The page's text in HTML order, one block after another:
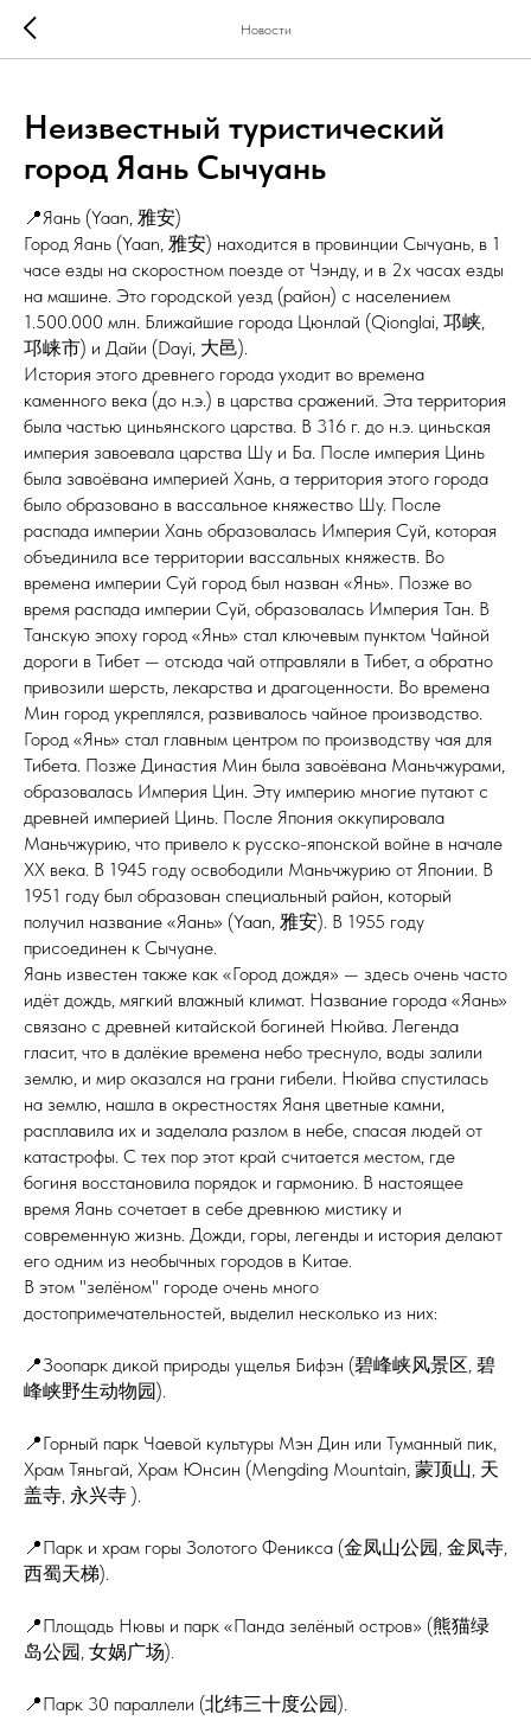
Новости
Неизвестный туристический
город Яань Сычуань
📍Яань (Yaan, 雅安)
Город Яань (Yaan, 雅安) находится в провинции Сычуань, в 1
часе езды на скоростном поезде от Чэнду, и в 2х часах езды
на машине. Это городской уезд (район) с населением
1.500.000 млн. Ближайшие города Цюнлай (Qionglai, 邛峡,
邛崃市) и Дайи (Dayi, 大邑).
История этого древнего города уходит во времена
каменного века (до н.э.) в царства сражений. Эта территория
была частью циньянского царства. В 316 г. до н.э. циньская
империя завоевала царства Шу и Ба. После империя Цинь
была завоёвана империей Хань, а территория этого города
было образовано в вассальное княжество Шу. После
распада империи Хань образовалась Империя Суй, которая
объединила все территории вассальных княжеств. Во
времена империи Суй город был назван «Янь». Позже во
время распада империи Суй, образовалась Империя Тан. В
Танскую эпоху город «Янь» стал ключевым пунктом Чайной
дороги в Тибет — отсюда чай отправляли в Тибет, а обратно
привозили шерсть, лекарства и драгоценности. Во времена
Мин город укреплялся, развивалось чайное производство.
Город «Янь» стал главным центром по производству чая для
Тибета. Позже Династия Мин была завоёвана Маньчжурами,
образовалась Империя Цин. Эту империю многие путают с
древней империей Цинь. После Япония оккупировала
Маньчжурию, что привело к русско-японской войне в начале
XX века. В 1945 году освободили Маньчжурию от Японии. В
1951 году был образован специальный район, который
получил название «Яань» (Yaan, 雅安). В 1955 году
присоединен к Сычуане.
Яань известен также как «Город дождя» — здесь очень часто
идёт дождь, мягкий влажный климат. Название города «Яань»
связано с древней китайской богиней Нюйва. Легенда
гласит, что в далёкие времена небо треснуло, воды залили
землю, и мир оказался на грани гибели. Нюйва спустилась
на землю, нашла в окрестностях Яаня цветные камни,
расплавила их и заделала разлом в небе, спасая людей от
катастрофы. С тех пор этот край считается местом, где
богиня восстановила порядок и гармонию. В настоящее
время Яань сочетает в себе древнюю мистику и
современную жизнь. Дожди, горы, легенды и история делают
его одним из необычных городов в Китае.
В этом "зелёном" городе очень много
достопримечательностей, выделил несколько из них:
📍Зоопарк дикой природы ущелья Бифэн (碧峰峡风景区, 碧
峰峡野生动物园).
📍Горный парк Чаевой культуры Мэн Дин или Туманный пик,
Храм Тяньгай, Храм Юнсин (Mengding Mountain, 蒙顶山, 天
盖寺, 永兴寺 ).
📍Парк и храм горы Золотого Феникса (金凤山公园, 金凤寺,
西蜀天梯).
📍Площадь Нювы и парк «Панда зелёный остров» (熊猫绿
岛公园, 女娲广场).
📍Парк 30 параллели (北纬三十度公园).